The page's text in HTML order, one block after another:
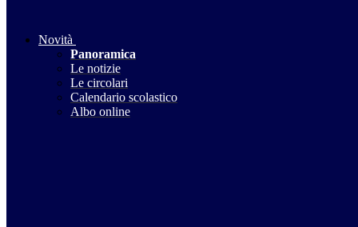
Novità
Panoramica
Le notizie
Le circolari
Calendario scolastico
Albo online